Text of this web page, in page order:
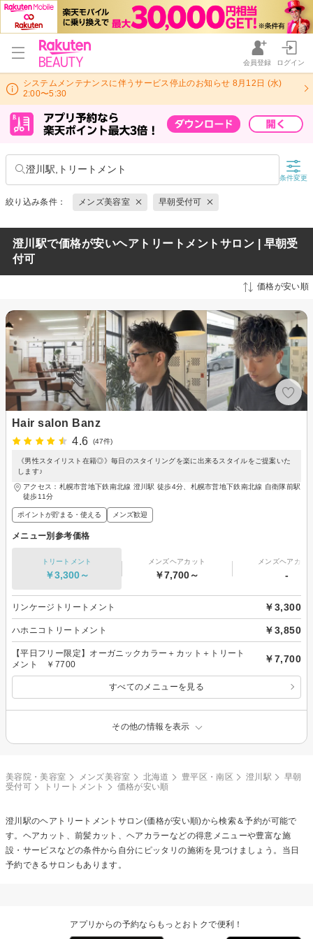
会員登録 ログイン
システムメンテナンスに伴うサービス停止のお知らせ 8月12日 (水)
2:00〜5:30
澄川駅,トリートメント
条件変更
絞り込み条件： メンズ美容室 早朝受付可
澄川駅で価格が安いヘアトリートメントサロン | 早朝受
付可
価格が安い順
Hair salon Banz
4.6
(47件)
《男性スタイリスト在籍◎》毎日のスタイリングを楽に出来るスタイルをご提案いた
します♪
アクセス：札幌市営地下鉄南北線 澄川駅 徒歩4分、札幌市営地下鉄南北線 自衛隊前駅
徒歩11分
ポイントが貯まる・使える メンズ歓迎
メニュー別参考価格
トリートメント
￥3,300～
メンズヘアカット
￥7,700～
メンズヘアカラ
-
リンケージトリートメント ￥3,300
ハホニコトリートメント ￥3,850
【平日フリー限定】オーガニックカラー＋カット＋トリート
メント ￥7700
￥7,700
すべてのメニューを見る
その他の情報を表示
美容院・美容室 メンズ美容室 北海道 豊平区・南区 澄川駅
早朝
受付可
トリートメント 価格が安い順
澄川駅のヘアトリートメント サロン(価格が安い順)から検索＆予約が可能で
す。ヘアカット、前髪カット、ヘアカラーなどの得意メニューや豊富な施
設・サービスなどの条件から自分にピッタリの施術を見つけましょう。当日
予約できるサロンもあります。
アプリからの予約ならもっとおトクで便利！